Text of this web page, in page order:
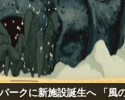
ークに新施設誕生へ 「風